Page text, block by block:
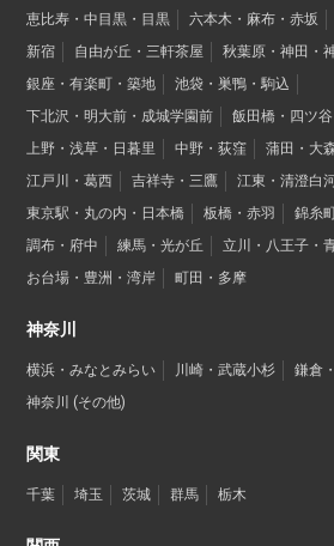
恵比寿・中目黒・目黒
六本木・麻布・赤坂
新宿
自由が丘・三軒茶屋
秋葉原・神田・
銀座・有楽町・築地
池袋・巣鴨・駒込
下北沢・明大前・成城学園前
飯田橋・四ツ
上野・浅草・日暮里
中野・荻窪 蒲田・大
江戸川・葛西
吉祥寺・三鷹 江東・清澄白
東京駅・丸の内・日本橋
板橋・赤羽 錦糸
調布・府中
練馬・光が丘 立川・八王子・
お台場・豊洲・湾岸
町田・多摩
神奈川
横浜・みなとみらい 川崎・武蔵小杉
鎌倉
神奈川 (その他)
関東
千葉 埼玉 茨城 群馬 栃木